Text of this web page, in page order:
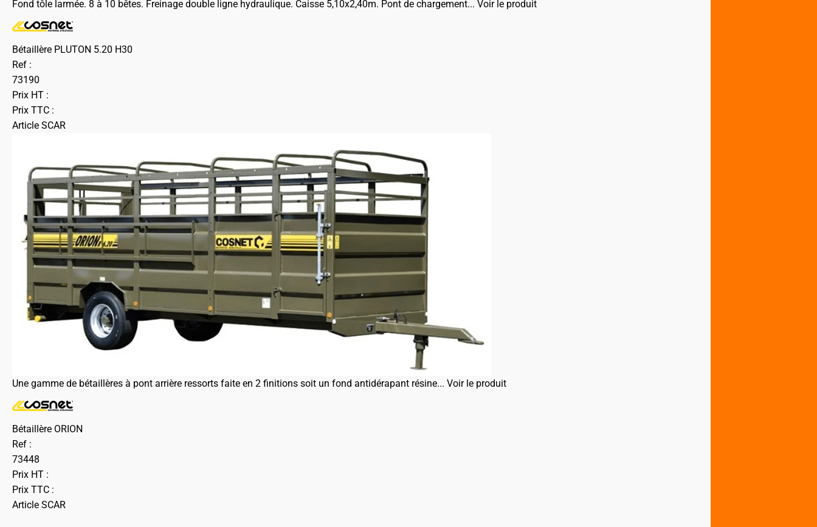
Fond tôle larmée. 8 à 10 bêtes. Freinage double ligne hydraulique. Caisse 5,10x2,40m. Pont de chargement... Voir le produit
Bétaillère PLUTON 5.20 H30
Ref :
73190
Prix HT :
Prix TTC :
Article SCAR
Une gamme de bétaillères à pont arrière ressorts faite en 2 finitions soit un fond antidérapant résine... Voir le produit
Bétaillère ORION
Ref :
73448
Prix HT :
Prix TTC :
Article SCAR